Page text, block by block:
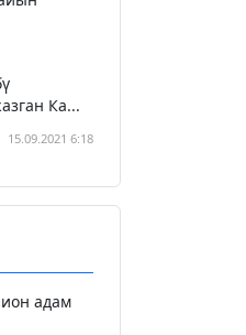
Ка...
15.09.2021 6:18
адам